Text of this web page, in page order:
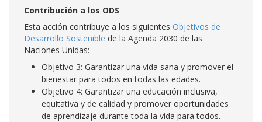
Contribución a los ODS
Esta acción contribuye a los siguientes Objetivos de
Desarrollo Sostenible de la Agenda 2030 de las
Naciones Unidas:
Objetivo 3: Garantizar una vida sana y promover el
bienestar para todos en todas las edades.
Objetivo 4: Garantizar una educación inclusiva,
equitativa y de calidad y promover oportunidades
de aprendizaje durante toda la vida para todos.